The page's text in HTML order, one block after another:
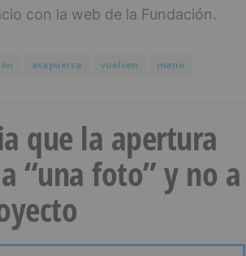
con la web de la Fundación.
atapuerca vuelven mano
que la apertura
“una foto” y no a